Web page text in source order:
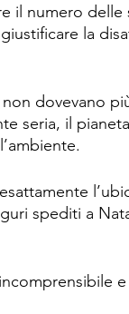
il numero delle
la
dovevano
seria, il
spediti a